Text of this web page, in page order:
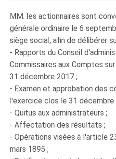
MM. les actionnaires sont
générale ordinaire le 6
siège social, afin de délibérer
- Rapports du Conseil
Commissaires aux Comptes
31 décembre 2017 ;
- Examen et approbation des
l'exercice clos le 31 décembre
- Quitus aux administrateurs ;
- Affectation des résultats ;
- Opérations visées à l'article
mars 1895 ;